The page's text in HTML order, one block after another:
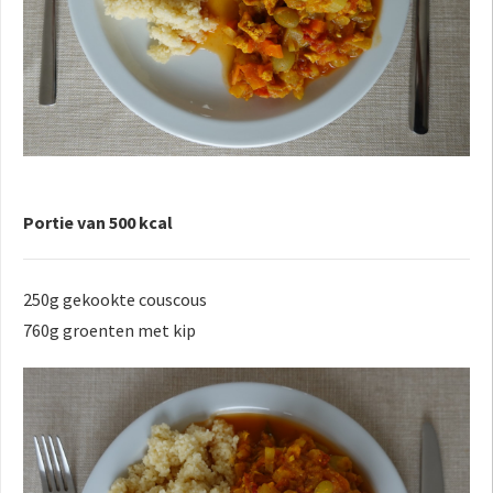
Portie van 500 kcal
250g gekookte couscous
760g groenten met kip